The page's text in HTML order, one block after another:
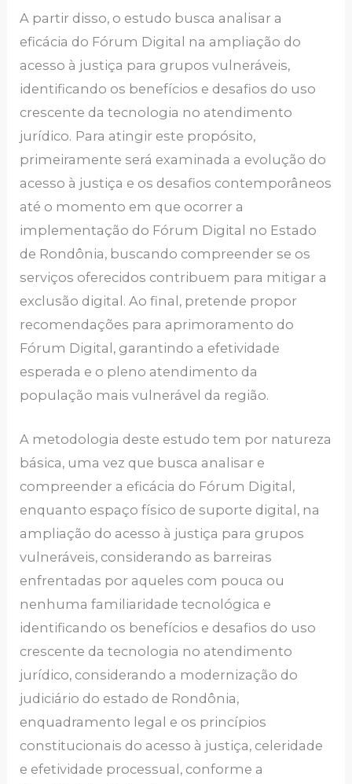
A partir disso, o estudo busca analisar a
eficácia do Fórum Digital na ampliação do
acesso à justiça para grupos vulneráveis,
identificando os benefícios e desafios do uso
crescente da tecnologia no atendimento
jurídico. Para atingir este propósito,
primeiramente será examinada a evolução do
acesso à justiça e os desafios contemporâneos
até o momento em que ocorrer a
implementação do Fórum Digital no Estado
de Rondônia, buscando compreender se os
serviços oferecidos contribuem para mitigar a
exclusão digital. Ao final, pretende propor
recomendações para aprimoramento do
Fórum Digital, garantindo a efetividade
esperada e o pleno atendimento da
população mais vulnerável da região.
A metodologia deste estudo tem por natureza
básica, uma vez que busca analisar e
compreender a eficácia do Fórum Digital,
enquanto espaço físico de suporte digital, na
ampliação do acesso à justiça para grupos
vulneráveis, considerando as barreiras
enfrentadas por aqueles com pouca ou
nenhuma familiaridade tecnológica e
identificando os benefícios e desafios do uso
crescente da tecnologia no atendimento
jurídico, considerando a modernização do
judiciário do estado de Rondônia,
enquadramento legal e os princípios
constitucionais do acesso à justiça, celeridade
e efetividade processual, conforme a